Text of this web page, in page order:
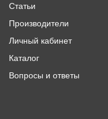
Статьи
Производители
Личный кабинет
Каталог
Вопросы и ответы